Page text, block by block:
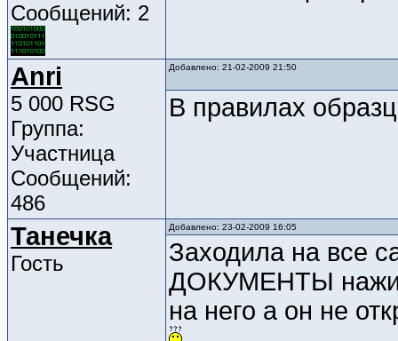
Сообщений: 2
Anri
5 000 RSG
Группа:
Участница
Сообщений:
486
Добавлено: 21-02-2009 21:50
В правилах
Танечка
Гость
Добавлено: 23-02-2009 16:05
Заходила на все
ДОКУМЕНТЫ
на него а он не